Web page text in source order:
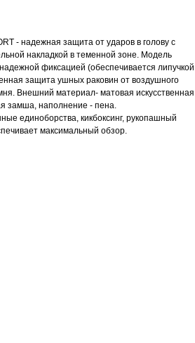
- надежная защита от ударов в голову с
накладкой в теменной зоне. Модель
фиксацией (обеспечивается липучкой
защита ушных раковин от воздушного
Внешний материал- матовая искусственная
замша, наполнение - пена.
единоборства, кикбоксинг, рукопашный
максимальный обзор.